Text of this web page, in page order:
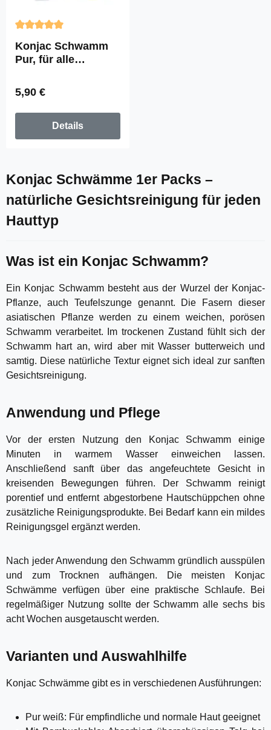
Durchschnittliche Bewertung von 5 von 5 Sternen
Konjac Schwamm
Pur, für alle
Regulärer Preis:
5,90 €
Details
Konjac Schwämme 1er Packs –
natürliche Gesichtsreinigung für jeden
Hauttyp
Was ist ein Konjac Schwamm?
Ein Konjac Schwamm besteht aus der Wurzel der Konjac-
Pflanze, auch Teufelszunge genannt. Die Fasern dieser
asiatischen Pflanze werden zu einem weichen, porösen
Schwamm verarbeitet. Im trockenen Zustand fühlt sich der
Schwamm hart an, wird aber mit Wasser butterweich und
samtig. Diese natürliche Textur eignet sich ideal zur sanften
Gesichtsreinigung.
Anwendung und Pflege
Vor der ersten Nutzung den Konjac Schwamm einige
Minuten in warmem Wasser einweichen lassen.
Anschließend sanft über das angefeuchtete Gesicht in
kreisenden Bewegungen führen. Der Schwamm reinigt
porentief und entfernt abgestorbene Hautschüppchen ohne
zusätzliche Reinigungsprodukte. Bei Bedarf kann ein mildes
Reinigungsgel ergänzt werden.
Nach jeder Anwendung den Schwamm gründlich ausspülen
und zum Trocknen aufhängen. Die meisten Konjac
Schwämme verfügen über eine praktische Schlaufe. Bei
regelmäßiger Nutzung sollte der Schwamm alle sechs bis
acht Wochen ausgetauscht werden.
Varianten und Auswahlhilfe
Konjac Schwämme gibt es in verschiedenen Ausführungen:
Pur weiß: Für empfindliche und normale Haut geeignet